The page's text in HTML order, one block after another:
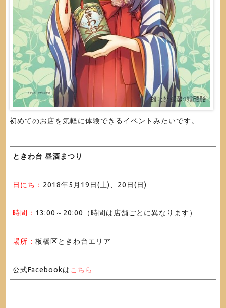
初めてのお店を気軽に体験できるイベントみたいです。
ときわ台 昼酒まつり
日にち： 2018年5月19日(土)、20日(日)
時間： 13:00～20:00（時間は店舗ごとに異なります）
場所： 板橋区ときわ台エリア
公式Facebookは こちら